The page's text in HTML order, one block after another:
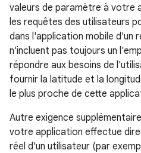
valeurs de paramètre à votre
les requêtes des utilisateurs
dans l'application mobile d'un
n'incluent pas toujours un
répondre aux besoins de
fournir la latitude et la
le plus proche de cette
Autre exigence
votre application effectue
réel d'un utilisateur (par